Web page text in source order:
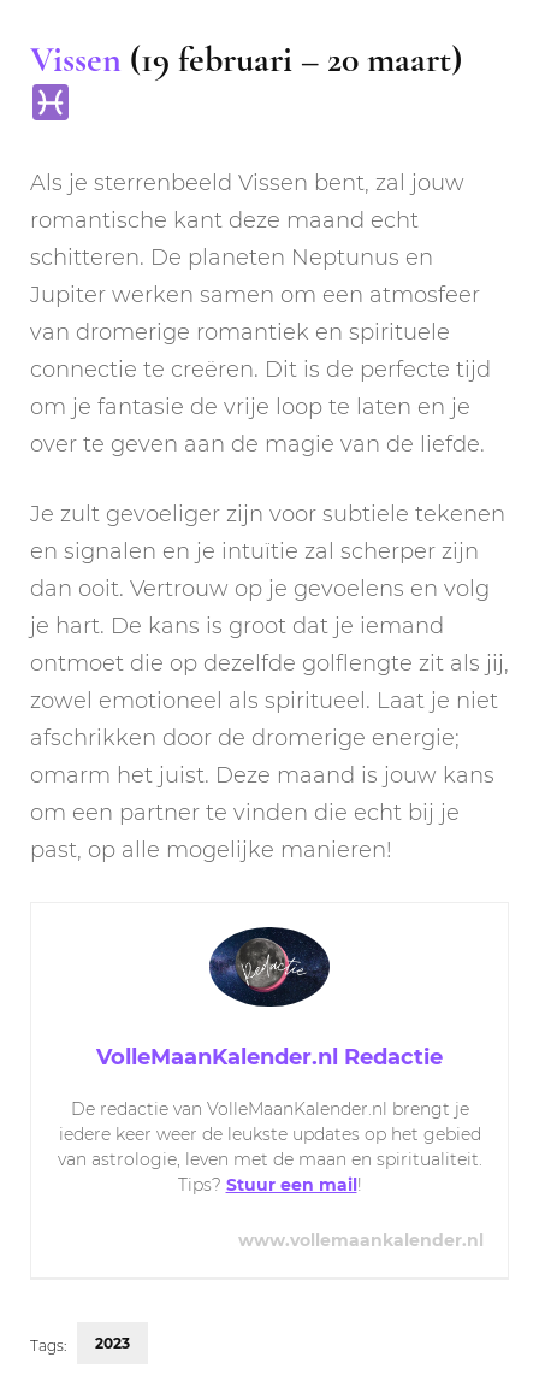
Vissen (19 februari – 20 maart)
Als je sterrenbeeld Vissen bent, zal jouw
romantische kant deze maand echt
schitteren. De planeten Neptunus en
Jupiter werken samen om een atmosfeer
van dromerige romantiek en spirituele
connectie te creëren. Dit is de perfecte tijd
om je fantasie de vrije loop te laten en je
over te geven aan de magie van de liefde.
Je zult gevoeliger zijn voor subtiele tekenen
en signalen en je intuïtie zal scherper zijn
dan ooit. Vertrouw op je gevoelens en volg
je hart. De kans is groot dat je iemand
ontmoet die op dezelfde golflengte zit als jij,
zowel emotioneel als spiritueel. Laat je niet
afschrikken door de dromerige energie;
omarm het juist. Deze maand is jouw kans
om een partner te vinden die echt bij je
past, op alle mogelijke manieren!
VolleMaanKalender.nl Redactie
De redactie van VolleMaanKalender.nl brengt je
iedere keer weer de leukste updates op het gebied
van astrologie, leven met de maan en spiritualiteit.
Tips? Stuur een mail !
www.vollemaankalender.nl
Tags: 2023